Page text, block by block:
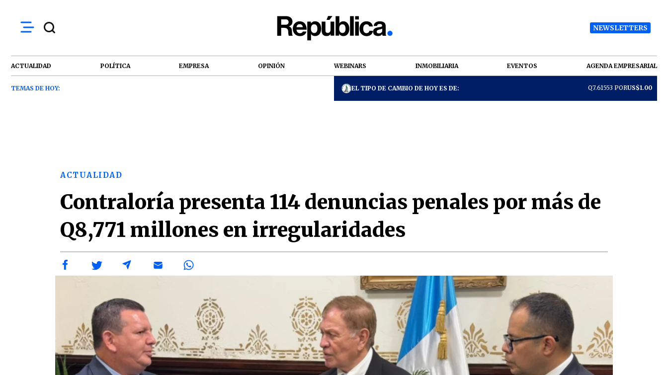
NEWSLETTERS
ACTUALIDAD POLÍTICA EMPRESA OPINIÓN WEBINARS INMOBILIARIA EVENTOS AGENDA EMPRESARIAL
TEMAS DE HOY: EL TIPO DE CAMBIO DE HOY ES DE: Q7.61553 PORUS$1.00
ACTUALIDAD
Contraloría presenta 114 denuncias penales por más de
Q8,771 millones en irregularidades